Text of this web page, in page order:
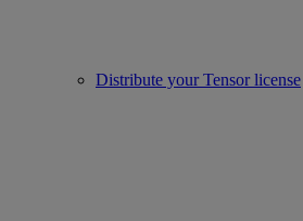
Distribute your Tensor license